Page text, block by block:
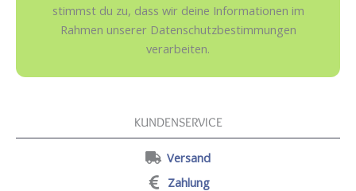
stimmst du zu, dass wir deine Informationen im
Rahmen unserer Datenschutzbestimmungen
verarbeiten.
KUNDENSERVICE
Versand
Zahlung